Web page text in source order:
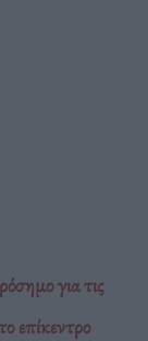
για τις
επίκεντρο